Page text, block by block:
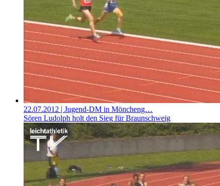
22.07.2012 | Jugend-DM in Möncheng…
Sören Ludolph holt den Sieg für Braunschweig